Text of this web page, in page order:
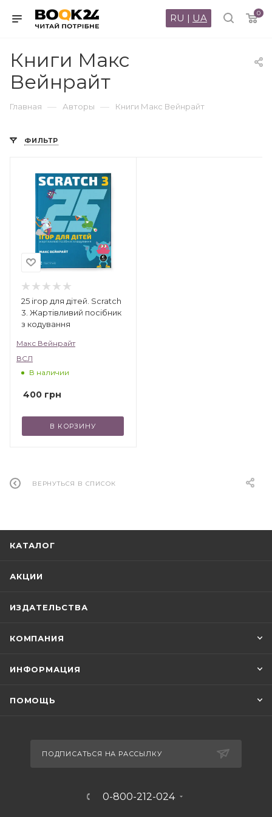
0
RU | UA
Книги Макс
Вейнрайт
Главная — Авторы — Книги Макс Вейнрайт
ФИЛЬТР
25 ігор для дітей. Scratch
3. Жартівливий посібник
з кодування
Макс Вейнрайт
ВСЛ
В наличии
400 грн
В КОРЗИНУ
ВЕРНУТЬСЯ В СПИСОК
КАТАЛОГ
АКЦИИ
ИЗДАТЕЛЬСТВА
КОМПАНИЯ
ИНФОРМАЦИЯ
ПОМОЩЬ
ПОДПИСАТЬСЯ НА РАССЫЛКУ
0-800-212-024